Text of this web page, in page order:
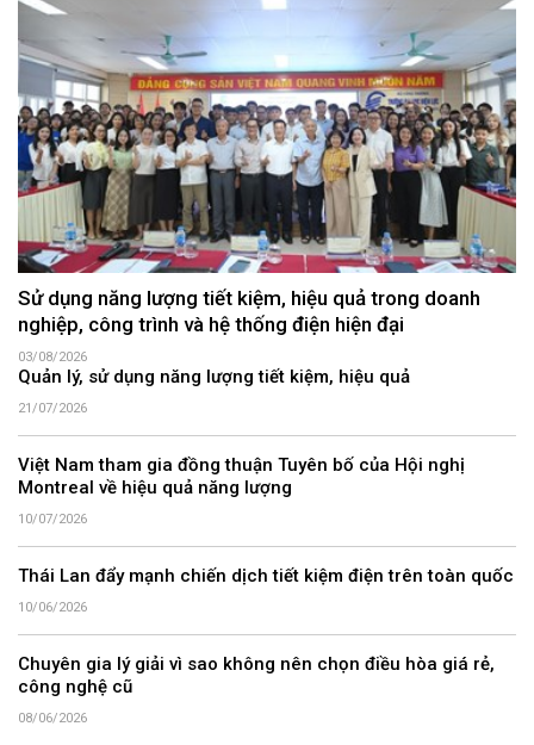
Sử dụng năng lượng tiết kiệm, hiệu quả trong doanh
nghiệp, công trình và hệ thống điện hiện đại
03/08/2026
Quản lý, sử dụng năng lượng tiết kiệm, hiệu quả
21/07/2026
Việt Nam tham gia đồng thuận Tuyên bố của Hội nghị
Montreal về hiệu quả năng lượng
10/07/2026
Thái Lan đẩy mạnh chiến dịch tiết kiệm điện trên toàn quốc
10/06/2026
Chuyên gia lý giải vì sao không nên chọn điều hòa giá rẻ,
công nghệ cũ
08/06/2026